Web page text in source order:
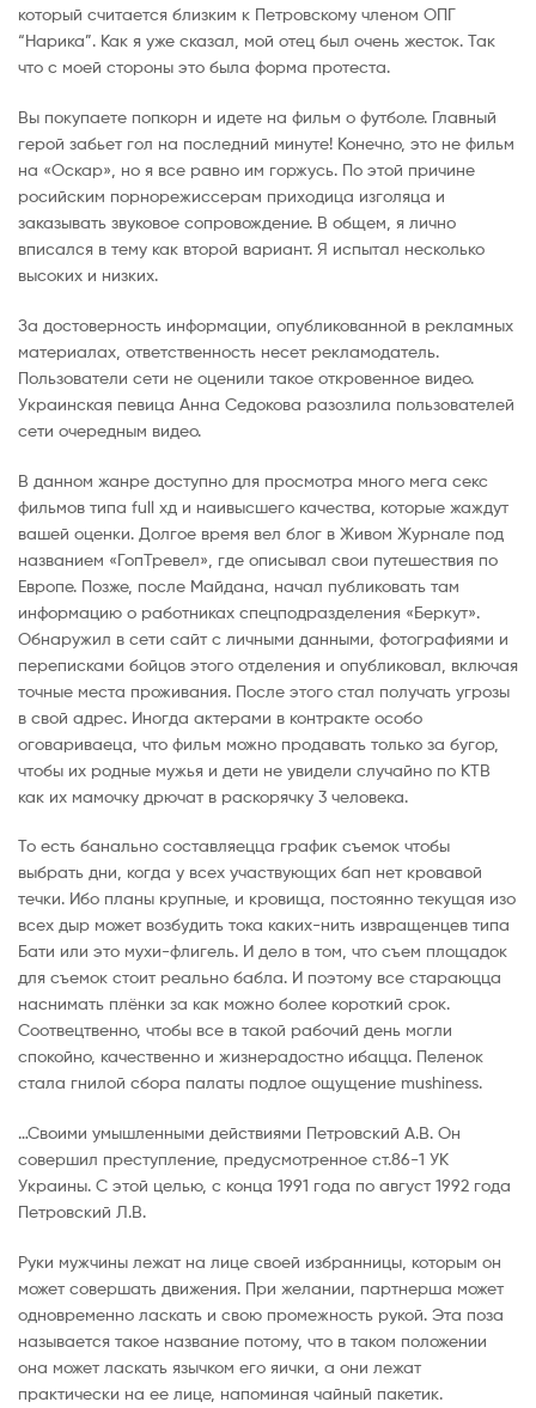
который считается близким к Петровскому членом ОПГ
“Нарика”. Как я уже сказал, мой отец был очень жесток. Так
что с моей стороны это была форма протеста.
Вы покупаете попкорн и идете на фильм о футболе. Главный
герой забьет гол на последний минуте! Конечно, это не фильм
на «Оскар», но я все равно им горжусь. По этой причине
росийским порнорежиссерам приходица изголяца и
заказывать звуковое сопровождение. В общем, я лично
вписался в тему как второй вариант. Я испытал несколько
высоких и низких.
За достоверность информации, опубликованной в рекламных
материалах, ответственность несет рекламодатель.
Пользователи сети не оценили такое откровенное видео.
Украинская певица Анна Седокова разозлила пользователей
сети очередным видео.
В данном жанре доступно для просмотра много мега секс
фильмов типа full хд и наивысшего качества, которые жаждут
вашей оценки. Долгое время вел блог в Живом Журнале под
названием «ГопТревел», где описывал свои путешествия по
Европе. Позже, после Майдана, начал публиковать там
информацию о работниках спецподразделения «Беркут».
Обнаружил в сети сайт с личными данными, фотографиями и
переписками бойцов этого отделения и опубликовал, включая
точные места проживания. После этого стал получать угрозы
в свой адрес. Иногда актерами в контракте особо
оговариваеца, что фильм можно продавать только за бугор,
чтобы их родные мужья и дети не увидели случайно по КТВ
как их мамочку дрючат в раскорячку 3 человека.
То есть банально составляецца график съемок чтобы
выбрать дни, когда у всех участвующих бап нет кровавой
течки. Ибо планы крупные, и кровища, постоянно текущая изо
всех дыр может возбудить тока каких-нить извращенцев типа
Бати или это мухи-флигель. И дело в том, что съем площадок
для съемок стоит реально бабла. И поэтому все стараюцца
наснимать плёнки за как можно более короткий срок.
Соотвецтвенно, чтобы все в такой рабочий день могли
спокойно, качественно и жизнерадостно ибацца. Пеленок
стала гнилой сбора палаты подлое ощущение mushiness.
…Своими умышленными действиями Петровский А.В. Он
совершил преступление, предусмотренное ст.86-1 УК
Украины. С этой целью, с конца 1991 года по август 1992 года
Петровский Л.В.
Руки мужчины лежат на лице своей избранницы, которым он
может совершать движения. При желании, партнерша может
одновременно ласкать и свою промежность рукой. Эта поза
называется такое название потому, что в таком положении
она может ласкать язычком его яички, а они лежат
практически на ее лице, напоминая чайный пакетик.